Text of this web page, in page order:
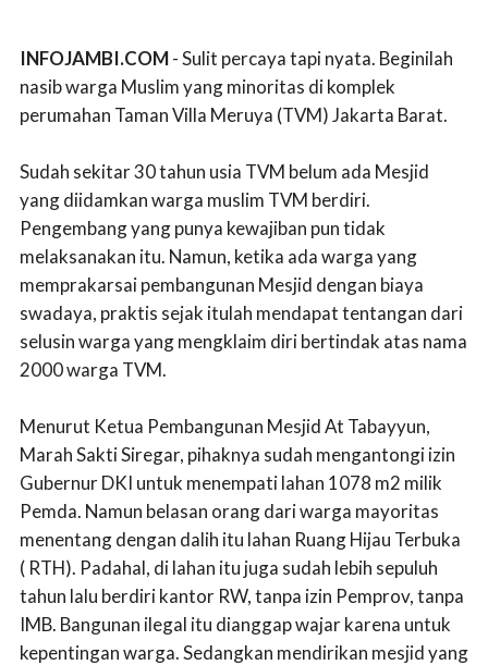
INFOJAMBI.COM- Sulit percaya tapi nyata. Beginilah
nasib warga Muslim yang minoritas di komplek
perumahan Taman Villa Meruya (TVM) Jakarta Barat.
Sudah sekitar 30 tahun usia TVM belum ada Mesjid
yang diidamkan warga muslim TVM berdiri.
Pengembang yang punya kewajiban pun tidak
melaksanakan itu. Namun, ketika ada warga yang
memprakarsai pembangunan Mesjid dengan biaya
swadaya, praktis sejak itulah mendapat tentangan dari
selusin warga yang mengklaim diri bertindak atas nama
2000 warga TVM.
Menurut Ketua Pembangunan Mesjid At Tabayyun,
Marah Sakti Siregar, pihaknya sudah mengantongi izin
Gubernur DKI untuk menempati lahan 1078 m2 milik
Pemda. Namun belasan orang dari warga mayoritas
menentang dengan dalih itu lahan Ruang Hijau Terbuka
( RTH). Padahal, di lahan itu juga sudah lebih sepuluh
tahun lalu berdiri kantor RW, tanpa izin Pemprov, tanpa
IMB. Bangunan ilegal itu dianggap wajar karena untuk
kepentingan warga. Sedangkan mendirikan mesjid yang